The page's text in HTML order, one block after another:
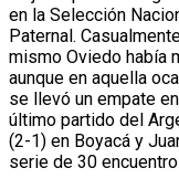
en la Selección
Paternal.
mismo Oviedo había
aunque en aquella
se llevó un empate
último partido del
(2-1) en Boyacá y
serie de 30